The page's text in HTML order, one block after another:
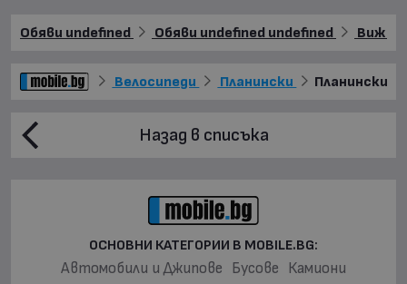
Обяви undefined Обяви undefined undefined Виж
Велосипеди Планински Планински
Назад в списъка
ОСНОВНИ КАТЕГОРИИ В MOBILE.BG:
Автомобили и Джипове Бусове Камиони